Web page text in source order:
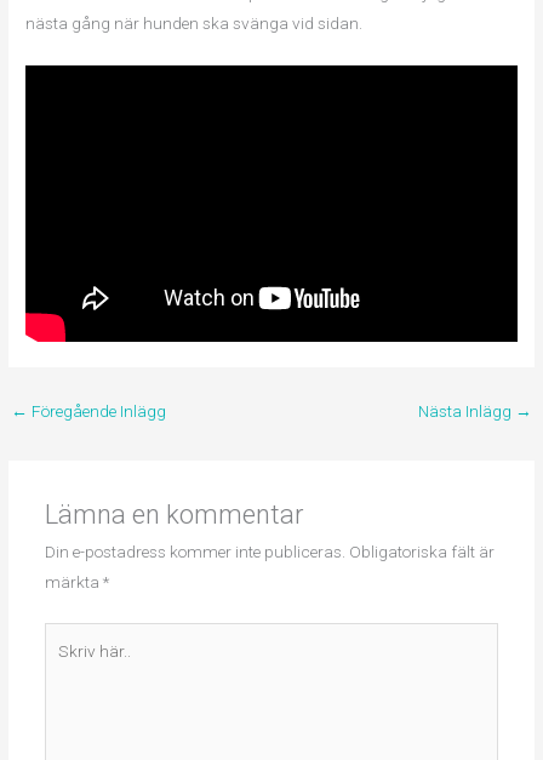
nästa gång när hunden ska svänga vid sidan.
← Föregående Inlägg Nästa Inlägg →
Lämna en kommentar
Din e-postadress kommer inte publiceras. Obligatoriska fält är
märkta *